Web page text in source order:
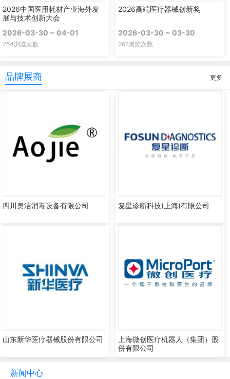
2026中国医用耗材产业海外发
展与技术创新大会
2026-03-30 ~ 04-01
254浏览次数
2026高端医疗器械创新奖
2026-03-30 ~ 03-30
261浏览次数
品牌展商 更多
四川奥洁消毒设备有限公司 复星诊断科技(上海)有限公司
山东新华医疗器械股份有限公司
上海微创医疗机器人（集团）股
份有限公司
新闻中心